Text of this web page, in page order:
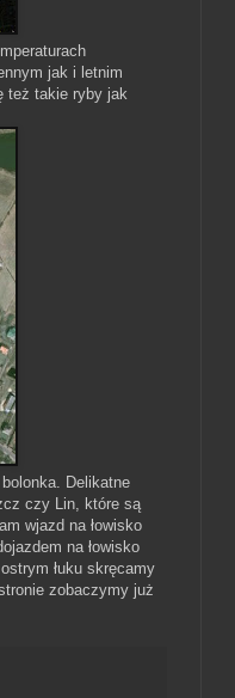
jak i letnim
też takie ryby jak
Delikatne
czy Lin, które są
wjazd na łowisko
na łowisko
łuku skręcamy
zobaczymy już